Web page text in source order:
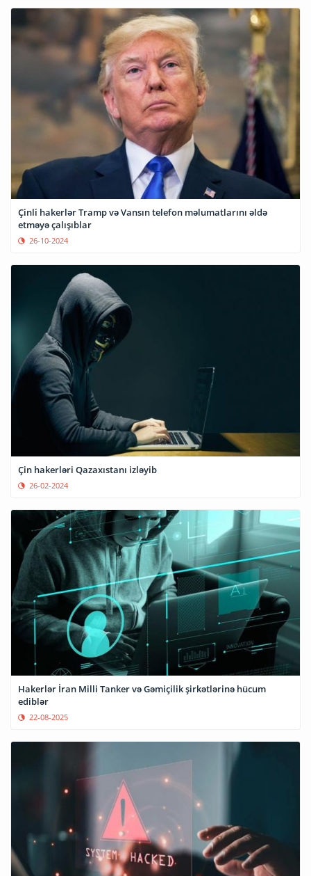
Çinli hakerlər Tramp və Vansın telefon məlumatlarını əldə
etməyə çalışıblar
26-10-2024
Çin hakerləri Qazaxıstanı izləyib
26-02-2024
Hakerlər İran Milli Tanker və Gəmiçilik şirkətlərinə hücum
ediblər
22-08-2025